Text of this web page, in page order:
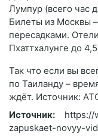
Лумпур (всего час
Билеты из Москвы
пересадками.
Пхаттхалунге до
Так что если вы
по Таиланду –
ждёт. Источник:
Источник:
https://
zapuskaet-novyy-